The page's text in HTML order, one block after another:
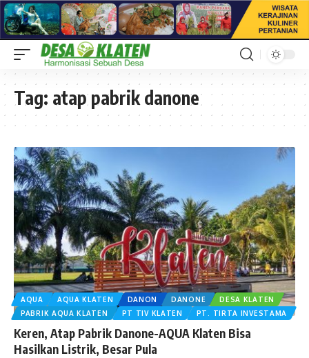
Tag: atap pabrik danone
AQUA AQUA KLATEN DANON DANONE
DESA KLATEN
PABRIK AQUA KLATEN
PT TIV KLATEN PT. TIRTA INVESTAMA
Keren, Atap Pabrik Danone-AQUA Klaten Bisa
Hasilkan Listrik, Besar Pula